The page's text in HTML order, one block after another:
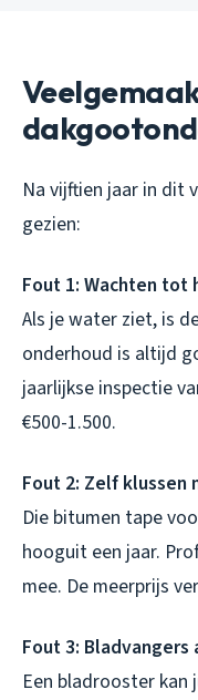
Na vijftien jaar in dit
gezien:
Fout 1: Wachten
Als je water ziet, is
onderhoud is altijd
jaarlijkse inspectie
€500-1.500.
Fout 2: Zelf
Die bitumen tape
hooguit een jaar.
mee. De meerprijs
Fout 3:
Een bladrooster kan